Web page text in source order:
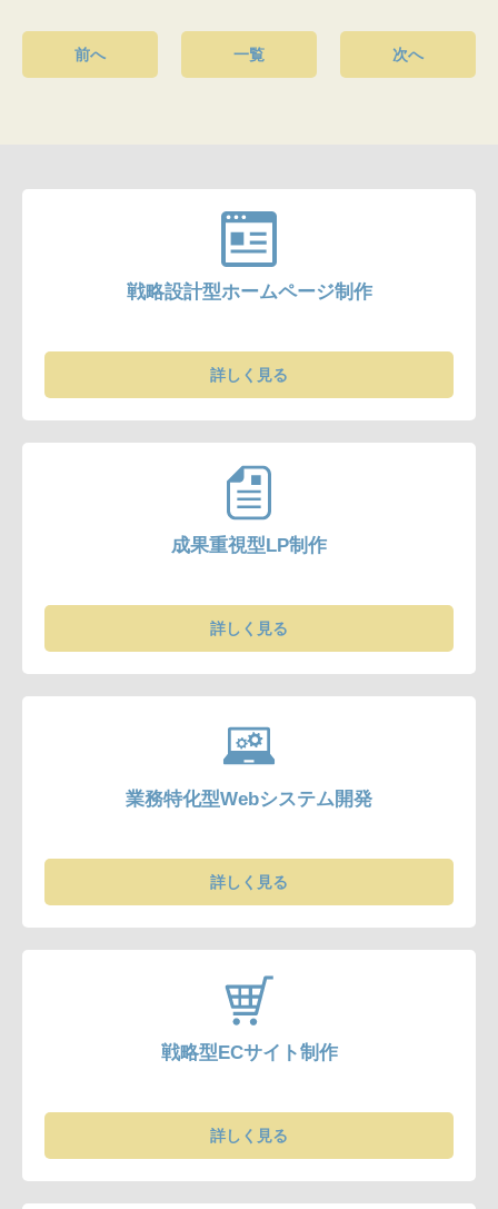
前へ 一覧 次へ
戦略設計型ホームページ制作
詳しく見る
成果重視型LP制作
詳しく見る
業務特化型Webシステム開発
詳しく見る
戦略型ECサイト制作
詳しく見る